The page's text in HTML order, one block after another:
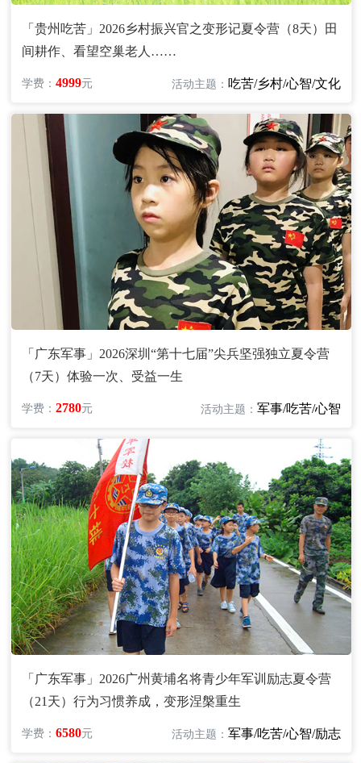
「贵州吃苦」2026乡村振兴官之变形记夏令营（8天）田
间耕作、看望空巢老人……
学费：4999元 活动主题： 吃苦/乡村/心智/文化
「广东军事」2026深圳“第十七届”尖兵坚强独立夏令营
（7天）体验一次、受益一生
学费：2780元 活动主题： 军事/吃苦/心智
「广东军事」2026广州黄埔名将青少年军训励志夏令营
（21天）行为习惯养成，变形涅槃重生
学费：6580元 活动主题： 军事/吃苦/心智/励志